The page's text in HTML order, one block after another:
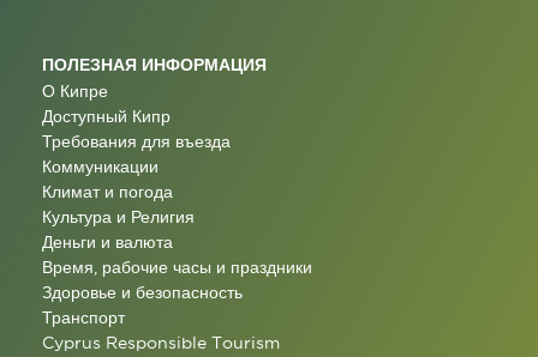
ПОЛЕЗНАЯ ИНФОРМАЦИЯ
О Кипре
Доступный Кипр
Требования для въезда
Коммуникации
Климат и погода
Культура и Религия
Деньги и валюта
Время, рабочие часы и праздники
Здоровье и безопасность
Транспорт
Cyprus Responsible Tourism